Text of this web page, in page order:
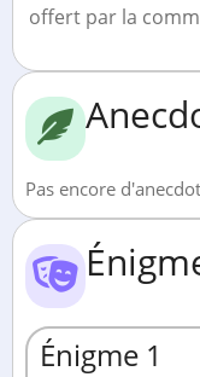
offert par la
Pas encore
Énigme 1